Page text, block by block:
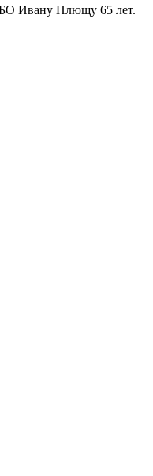
Ивану Плющу 65 лет.